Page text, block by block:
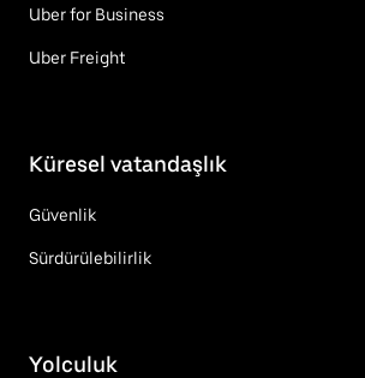
Uber for Business
Uber Freight
Küresel vatandaşlık
Güvenlik
Sürdürülebilirlik
Yolculuk